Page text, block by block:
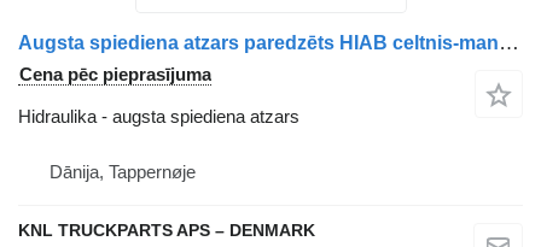
Augsta spiediena atzars paredzēts HIAB celtnis-manipulators
Cena pēc pieprasījuma
Hidraulika - augsta spiediena atzars
Dānija, Tappernøje
KNL TRUCKPARTS APS – DENMARK